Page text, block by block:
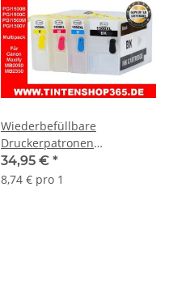
Wiederbefüllbare
Druckerpatronen
kompatibel zu Canon PGI-
1500 mit Auto Reset Chips
34,95 € *
8,74 € pro 1